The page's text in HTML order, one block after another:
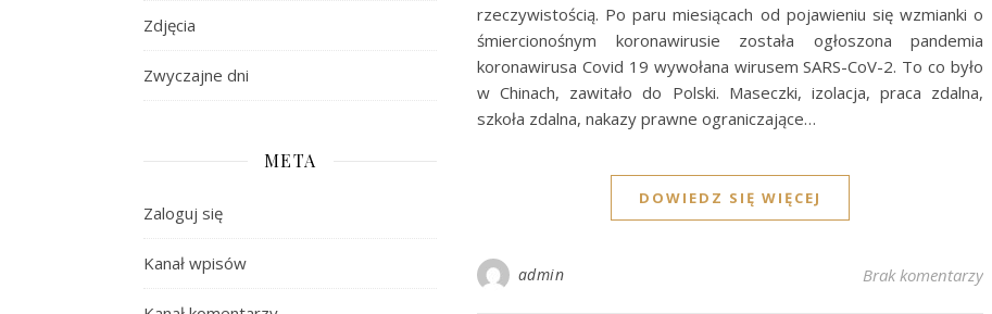
Zdjęcia
Zwyczajne dni
META
Zaloguj się
Kanał wpisów
rzeczywistością. Po paru miesiącach od pojawieniu się wzmianki o
śmiercionośnym koronawirusie została ogłoszona pandemia
koronawirusa Covid 19 wywołana wirusem SARS-CoV-2. To co było
w Chinach, zawitało do Polski. Maseczki, izolacja, praca zdalna,
szkoła zdalna, nakazy prawne ograniczające…
DOWIEDZ SIĘ WIĘCEJ
admin Brak komentarzy